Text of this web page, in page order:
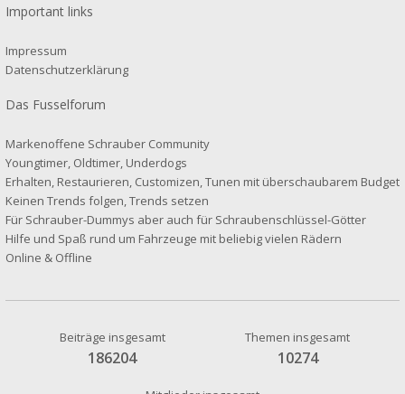
Important links
Impressum
Datenschutzerklärung
Das Fusselforum
Markenoffene Schrauber Community
Youngtimer, Oldtimer, Underdogs
Erhalten, Restaurieren, Customizen, Tunen mit überschaubarem Budget
Keinen Trends folgen, Trends setzen
Für Schrauber-Dummys aber auch für Schraubenschlüssel-Götter
Hilfe und Spaß rund um Fahrzeuge mit beliebig vielen Rädern
Online & Offline
Beiträge insgesamt
186204
Themen insgesamt
10274